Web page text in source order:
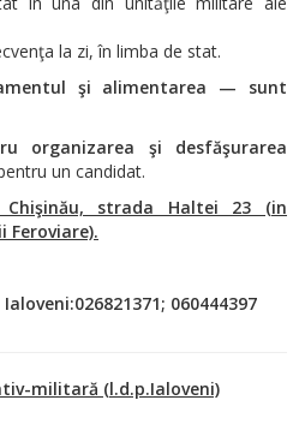
la zi, în limba de stat.
şi alimentarea — sunt
organizarea şi desfăşurarea
un candidat.
strada Haltei 23 (in
Feroviare).
Ialoveni:026821371; 060444397
militară (l.d.p.Ialoveni)